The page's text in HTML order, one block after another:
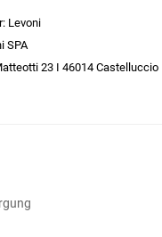
Levoni
SPA
23 I 46014 Castelluccio